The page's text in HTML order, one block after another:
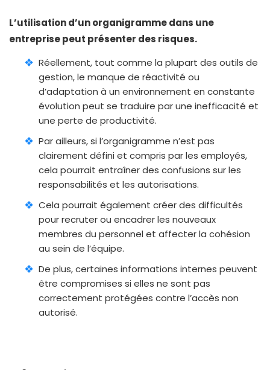
L’utilisation d’un organigramme dans une
entreprise peut présenter des risques.
Réellement, tout comme la plupart des outils de
gestion, le manque de réactivité ou
d’adaptation à un environnement en constante
évolution peut se traduire par une inefficacité et
une perte de productivité.
Par ailleurs, si l’organigramme n’est pas
clairement défini et compris par les employés,
cela pourrait entraîner des confusions sur les
responsabilités et les autorisations.
Cela pourrait également créer des difficultés
pour recruter ou encadrer les nouveaux
membres du personnel et affecter la cohésion
au sein de l’équipe.
De plus, certaines informations internes peuvent
être compromises si elles ne sont pas
correctement protégées contre l’accès non
autorisé.